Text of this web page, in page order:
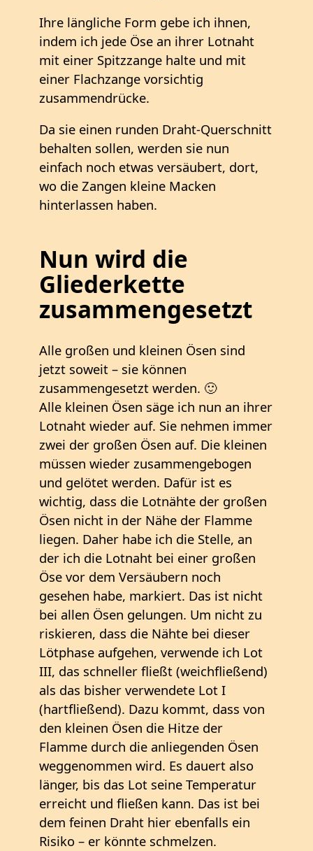
Ihre längliche Form gebe ich ihnen,
indem ich jede Öse an ihrer Lotnaht
mit einer Spitzzange halte und mit
einer Flachzange vorsichtig
zusammendrücke.
Da sie einen runden Draht-Querschnitt
behalten sollen, werden sie nun
einfach noch etwas versäubert, dort,
wo die Zangen kleine Macken
hinterlassen haben.
Nun wird die
Gliederkette
zusammengesetzt
Alle großen und kleinen Ösen sind
jetzt soweit – sie können
zusammengesetzt werden. 🙂
Alle kleinen Ösen säge ich nun an ihrer
Lotnaht wieder auf. Sie nehmen immer
zwei der großen Ösen auf. Die kleinen
müssen wieder zusammengebogen
und gelötet werden. Dafür ist es
wichtig, dass die Lotnähte der großen
Ösen nicht in der Nähe der Flamme
liegen. Daher habe ich die Stelle, an
der ich die Lotnaht bei einer großen
Öse vor dem Versäubern noch
gesehen habe, markiert. Das ist nicht
bei allen Ösen gelungen. Um nicht zu
riskieren, dass die Nähte bei dieser
Lötphase aufgehen, verwende ich Lot
III, das schneller fließt (weichfließend)
als das bisher verwendete Lot I
(hartfließend). Dazu kommt, dass von
den kleinen Ösen die Hitze der
Flamme durch die anliegenden Ösen
weggenommen wird. Es dauert also
länger, bis das Lot seine Temperatur
erreicht und fließen kann. Das ist bei
dem feinen Draht hier ebenfalls ein
Risiko – er könnte schmelzen.